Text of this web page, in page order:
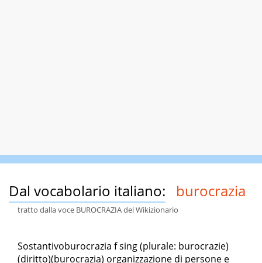
Dal vocabolario italiano: burocrazia
tratto dalla voce BUROCRAZIA del Wikizionario
Sostantivoburocrazia f sing (plurale: burocrazie)
(diritto)(burocrazia) organizzazione di persone e